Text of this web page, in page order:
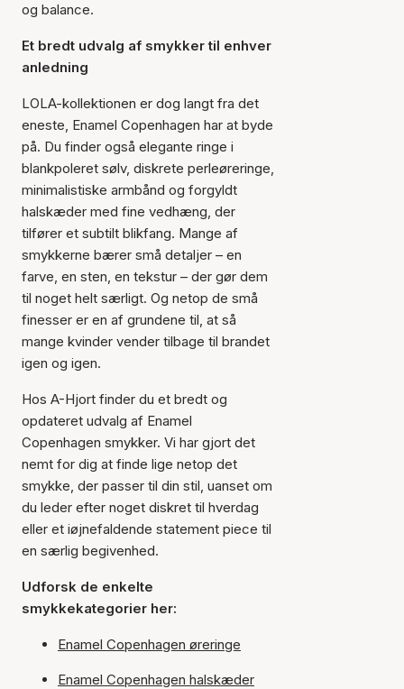
og balance.
Et bredt udvalg af smykker til enhver
anledning
LOLA-kollektionen er dog langt fra det
eneste, Enamel Copenhagen har at byde
på. Du finder også elegante ringe i
blankpoleret sølv, diskrete perleøreringe,
minimalistiske armbånd og forgyldt
halskæder med fine vedhæng, der
tilfører et subtilt blikfang. Mange af
smykkerne bærer små detaljer – en
farve, en sten, en tekstur – der gør dem
til noget helt særligt. Og netop de små
finesser er en af grundene til, at så
mange kvinder vender tilbage til brandet
igen og igen.
Hos A-Hjort finder du et bredt og
opdateret udvalg af Enamel
Copenhagen smykker. Vi har gjort det
nemt for dig at finde lige netop det
smykke, der passer til din stil, uanset om
du leder efter noget diskret til hverdag
eller et iøjnefaldende statement piece til
en særlig begivenhed.
Udforsk de enkelte
smykkekategorier her:
Enamel Copenhagen øreringe
Enamel Copenhagen halskæder